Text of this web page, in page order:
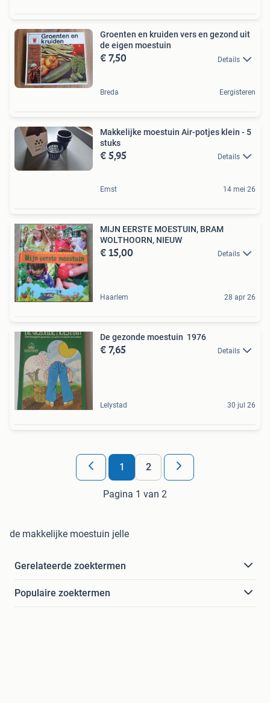
Groenten en kruiden vers en gezond uit
de eigen moestuin
€ 7,50 Details
Breda Eergisteren
Makkelijke moestuin Air-potjes klein - 5
stuks
€ 5,95 Details
Emst 14 mei 26
MIJN EERSTE MOESTUIN, BRAM
WOLTHOORN, NIEUW
€ 15,00 Details
Haarlem 28 apr 26
De gezonde moestuin 1976
€ 7,65 Details
Lelystad 30 jul 26
1 2
Pagina 1 van 2
de makkelijke moestuin jelle
Gerelateerde zoektermen
Populaire zoektermen